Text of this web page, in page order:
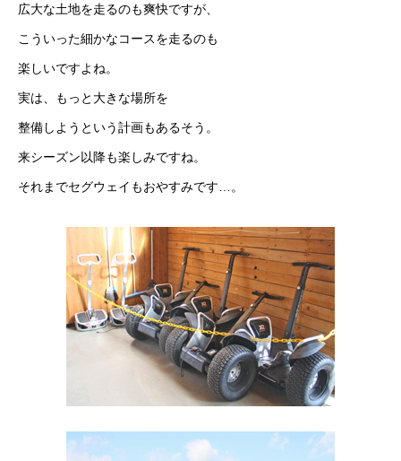
広大な土地を走るのも爽快ですが、
こういった細かなコースを走るのも
楽しいですよね。
実は、もっと大きな場所を
整備しようという計画もあるそう。
来シーズン以降も楽しみですね。
それまでセグウェイもおやすみです…。